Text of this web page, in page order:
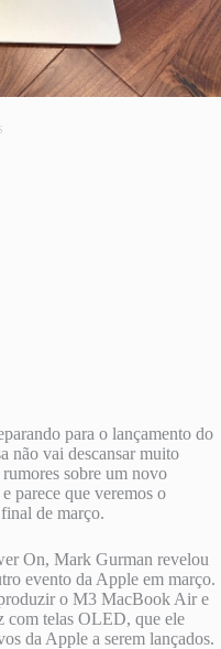
para o lançamento do
não vai descansar muito
sobre um novo
parece que veremos o
de março.
On, Mark Gurman revelou
evento da Apple em março.
o M3 MacBook Air e
com telas OLED, que ele
da Apple a serem lançados.